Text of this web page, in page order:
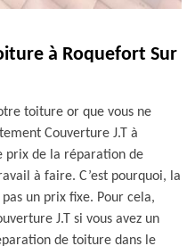
à Roquefort Sur
toiture or que vous ne
Couverture J.T à
prix de la réparation de
à faire. C’est pourquoi, la
un prix fixe. Pour cela,
J.T si vous avez un
de toiture dans le